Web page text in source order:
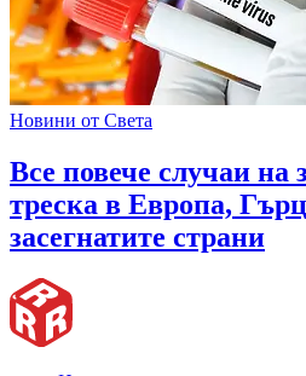
Новини от Света
Все повече случаи на
треска в Европа,
засегнатите страни